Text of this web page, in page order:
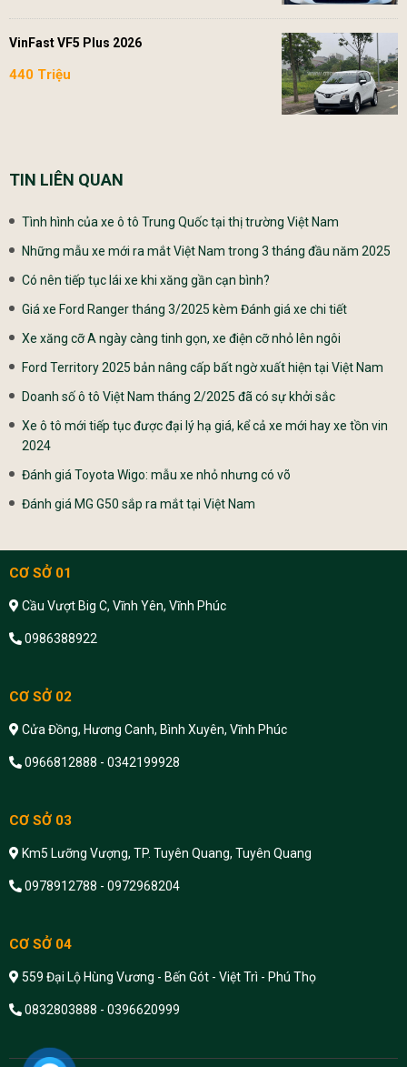
VinFast VF5 Plus 2026
440 Triệu
TIN LIÊN QUAN
Tình hình của xe ô tô Trung Quốc tại thị trường Việt Nam
Những mẫu xe mới ra mắt Việt Nam trong 3 tháng đầu năm 2025
Có nên tiếp tục lái xe khi xăng gần cạn bình?
Giá xe Ford Ranger tháng 3/2025 kèm Đánh giá xe chi tiết
Xe xăng cỡ A ngày càng tinh gọn, xe điện cỡ nhỏ lên ngôi
Ford Territory 2025 bản nâng cấp bất ngờ xuất hiện tại Việt Nam
Doanh số ô tô Việt Nam tháng 2/2025 đã có sự khởi sắc
Xe ô tô mới tiếp tục được đại lý hạ giá, kể cả xe mới hay xe tồn vin
2024
Đánh giá Toyota Wigo: mẫu xe nhỏ nhưng có võ
Đánh giá MG G50 sắp ra mắt tại Việt Nam
CƠ SỞ 01
Cầu Vượt Big C, Vĩnh Yên, Vĩnh Phúc
0986388922
CƠ SỞ 02
Cửa Đồng, Hương Canh, Bình Xuyên, Vĩnh Phúc
0966812888 - 0342199928
CƠ SỞ 03
Km5 Lưỡng Vượng, TP. Tuyên Quang, Tuyên Quang
0978912788 - 0972968204
CƠ SỞ 04
559 Đại Lộ Hùng Vương - Bến Gót - Việt Trì - Phú Thọ
0832803888 - 0396620999